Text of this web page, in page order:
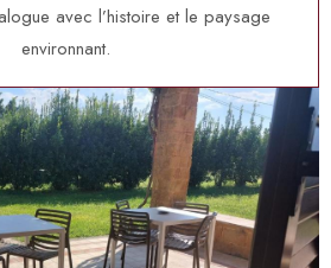
avec l’histoire et le paysage
environnant.